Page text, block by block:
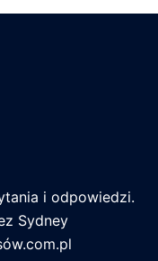
i odpowiedzi.
Sydney